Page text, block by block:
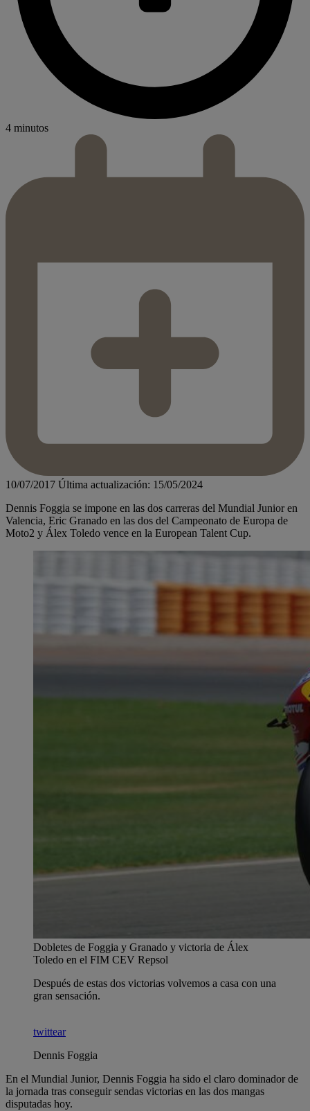
4 minutos
10/07/2017 Última actualización: 15/05/2024
Dennis Foggia se impone en las dos carreras del Mundial Junior en
Valencia, Eric Granado en las dos del Campeonato de Europa de
Moto2 y Álex Toledo vence en la European Talent Cup.
Dobletes de Foggia y Granado y victoria de Álex
Toledo en el FIM CEV Repsol
Después de estas dos victorias volvemos a casa con una
gran sensación.
twittear
Dennis Foggia
En el Mundial Junior, Dennis Foggia ha sido el claro dominador de
la jornada tras conseguir sendas victorias en las dos mangas
disputadas hoy.